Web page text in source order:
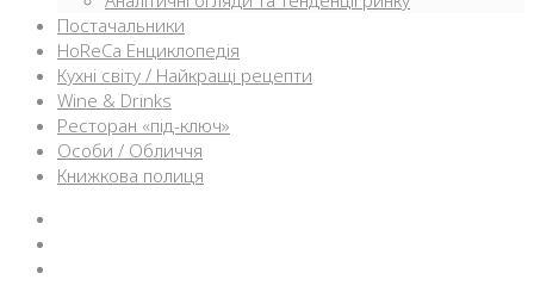
Постачальники
HoReCa Енциклопедія
Кухні світу / Найкращі рецепти
Wine & Drinks
Ресторан «під-ключ»
Особи / Обличчя
Книжкова полиця